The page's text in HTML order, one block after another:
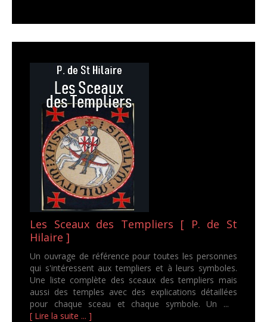
Les Sceaux des Templiers [ P. de St
Hilaire ]
Un ouvrage de référence pour toutes les personnes
qui s'intéressent aux templiers et à leurs symboles.
Une liste complète des sceaux des templiers mais
aussi des temples avec des explications détaillées
pour chaque sceau et chaque symbole. Un ...
[ Lire la suite ... ]